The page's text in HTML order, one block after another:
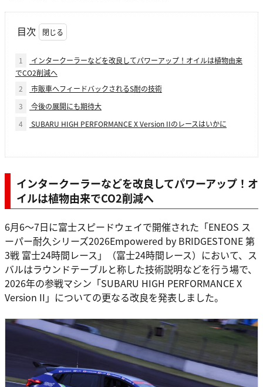
目次
1
インタークーラーなどを改良してパワーアップ！オイルは植物由来
でCO2削減へ
2
市販車へフィードバックされるS耐の技術
3
今後の展開にも期待大
4
SUBARU HIGH PERFORMANCE X Version IIのレースはいかに
インタークーラーなどを改良してパワーアップ！オ
イルは植物由来でCO2削減へ
6月6～7日に富士スピードウェイで開催された「ENEOS ス
ーパー耐久シリーズ2026Empowered by BRIDGESTONE 第
3戦 富士24時間レース」（富士24時間レース）において、ス
バルはラウンドテーブルと称した技術説明などを行う場で、
2026年の参戦マシン「SUBARU HIGH PERFORMANCE X
Version II」についての更なる改良を発表しました。